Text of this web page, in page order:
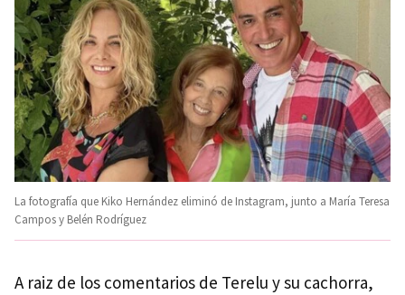
La fotografía que Kiko Hernández eliminó de Instagram, junto a María Teresa
Campos y Belén Rodríguez
A raiz de los comentarios de Terelu y su cachorra,